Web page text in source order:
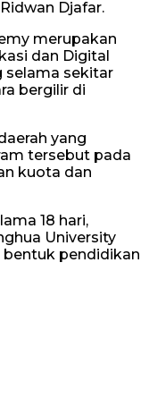
Djafar.
merupakan
dan Digital
selama sekitar
bergilir di
yang
tersebut pada
kuota dan
18 hari,
University
bentuk pendidikan